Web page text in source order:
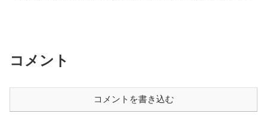
コメント
コメントを書き込む